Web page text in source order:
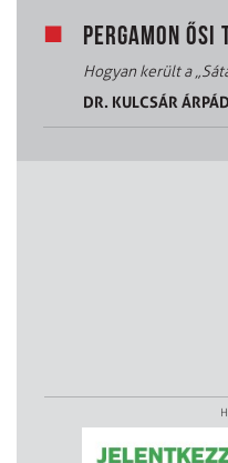
PERGAMON ŐSI
Hogyan került a
DR. KULCSÁR ÁRPÁD